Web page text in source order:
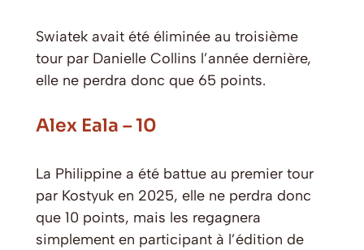
Swiatek avait été éliminée au troisième
tour par Danielle Collins l’année dernière,
elle ne perdra donc que 65 points.
Alex Eala – 10
La Philippine a été battue au premier tour
par Kostyuk en 2025, elle ne perdra donc
que 10 points, mais les regagnera
simplement en participant à l’édition de